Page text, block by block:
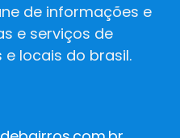
de informações e
e serviços de
locais do brasil.